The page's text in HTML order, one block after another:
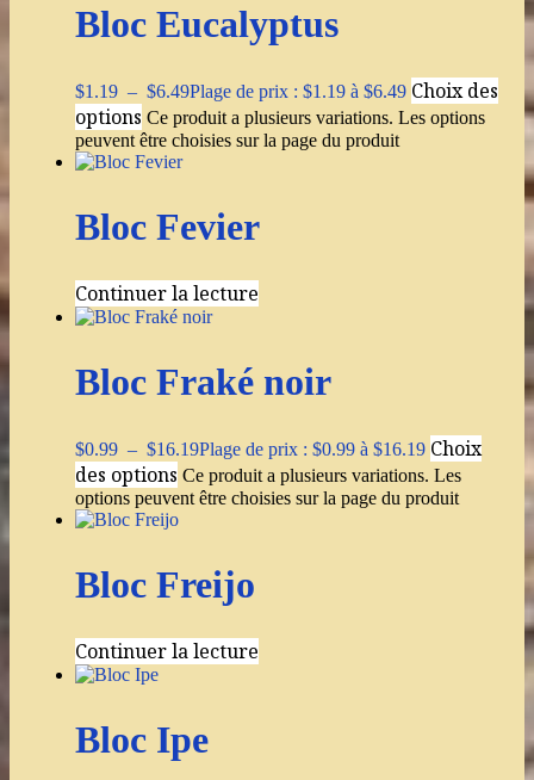
Bloc Eucalyptus
$1.19 – $6.49Plage de prix : $1.19 à $6.49 Choix des
options Ce produit a plusieurs variations. Les options
peuvent être choisies sur la page du produit
Bloc Fevier
Continuer la lecture
Bloc Fraké noir
$0.99 – $16.19Plage de prix : $0.99 à $16.19 Choix
des options Ce produit a plusieurs variations. Les
options peuvent être choisies sur la page du produit
Bloc Freijo
Continuer la lecture
Bloc Ipe